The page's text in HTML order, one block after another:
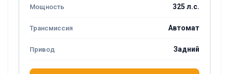
325 л.с.
Автомат
Задний